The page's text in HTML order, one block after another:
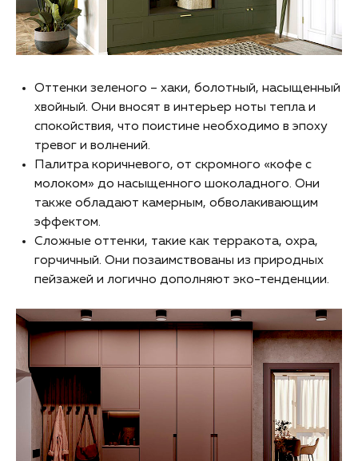
Оттенки зеленого – хаки, болотный, насыщенный
хвойный. Они вносят в интерьер ноты тепла и
спокойствия, что поистине необходимо в эпоху
тревог и волнений.
Палитра коричневого, от скромного «кофе с
молоком» до насыщенного шоколадного. Они
также обладают камерным, обволакивающим
эффектом.
Сложные оттенки, такие как терракота, охра,
горчичный. Они позаимствованы из природных
пейзажей и логично дополняют эко-тенденции.